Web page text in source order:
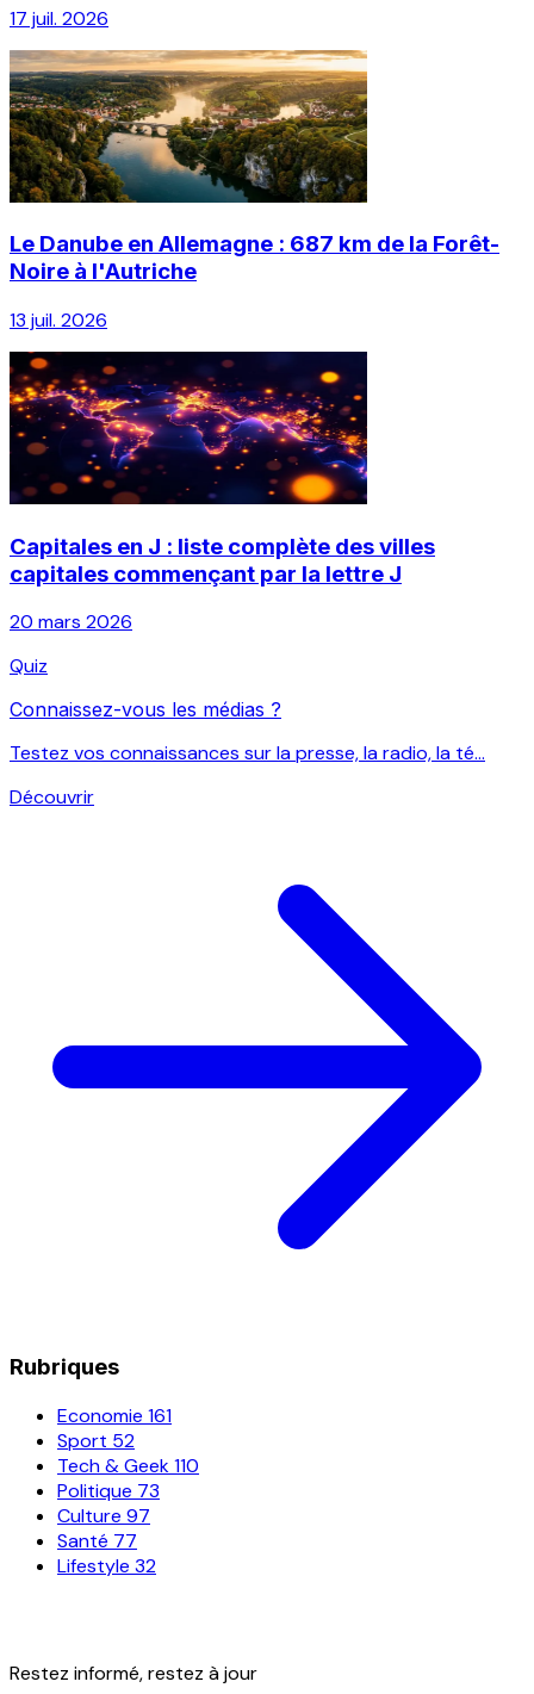
17 juil. 2026
Le Danube en Allemagne : 687 km de la Forêt-
Noire à l'Autriche
13 juil. 2026
Capitales en J : liste complète des villes
capitales commençant par la lettre J
20 mars 2026
Quiz
Connaissez-vous les médias ?
Testez vos connaissances sur la presse, la radio, la té...
Découvrir
Rubriques
Economie 161
Sport 52
Tech & Geek110
Politique 73
Culture 97
Santé 77
Lifestyle 32
Restez informé, restez à jour